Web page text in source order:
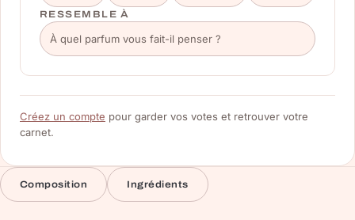
RESSEMBLE À
Créez un compte pour garder vos votes et retrouver votre
carnet.
Composition Ingrédients